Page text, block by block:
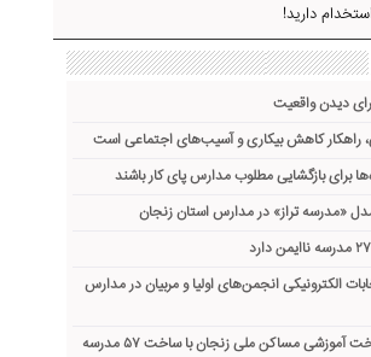
دارید!
دیدن واقعیت
راهکار کاهش بیکاری و آسیب‌های اجتماعی است
برای بازگشایی مطلوب مدارس پای کار باشند
«مدرسه تراز» در مدارس استان زنجان
الکترونیکی انجمن‌های اولیا و مربیان در مدارس
آموزشی مساکن ملی زنجان با ساخت ۵۷ مدرسه